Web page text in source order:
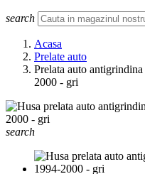
search
Acasa
Prelate auto
Prelata auto
2000 - gri
search